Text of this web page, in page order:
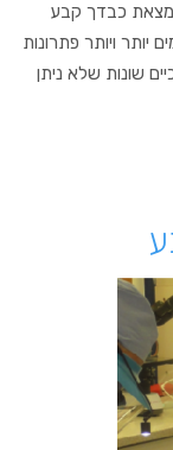
נמצאת כבדך קבע
יותר ויותר פתרונות
שונות שלא ניתן